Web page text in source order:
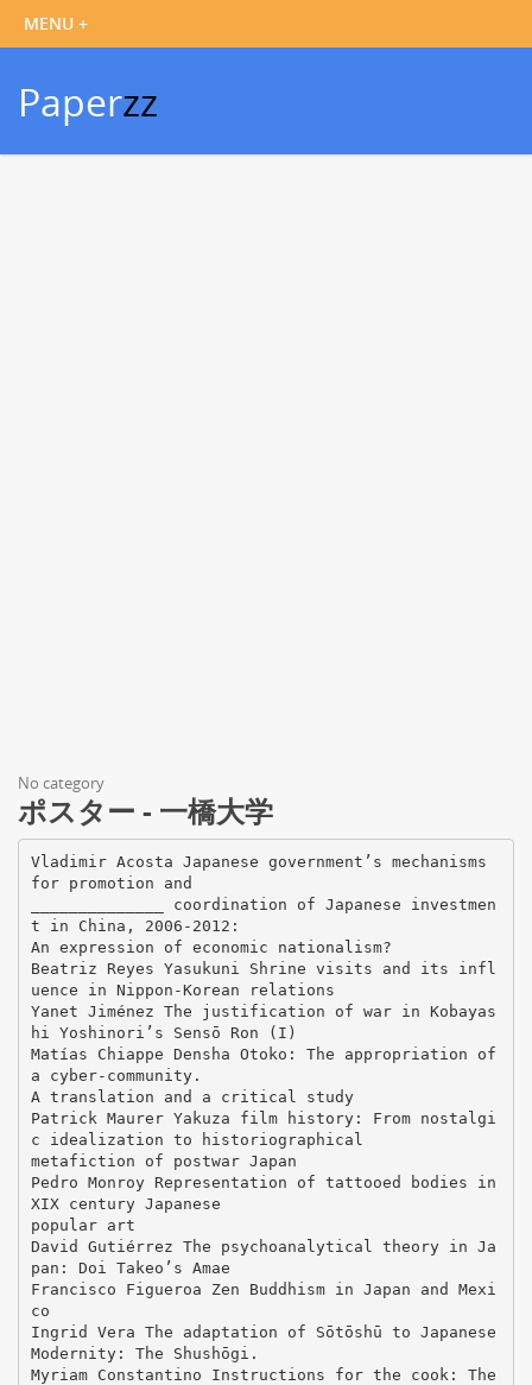
Paperzz
No category
ポスター - 一橋大学
Vladimir Acosta Japanese government’s mechanisms
for promotion and
______________ coordination of Japanese investmen
t in China, 2006-2012:
An expression of economic nationalism?
Beatriz Reyes Yasukuni Shrine visits and its infl
uence in Nippon-Korean relations
Yanet Jiménez The justification of war in Kobayas
hi Yoshinori’s Sensō Ron (I)
Matías Chiappe Densha Otoko: The appropriation of
a cyber-community.
A translation and a critical study
Patrick Maurer Yakuza film history: From nostalgi
c idealization to historiographical
metafiction of postwar Japan
Pedro Monroy Representation of tattooed bodies in
XIX century Japanese
popular art
David Gutiérrez The psychoanalytical theory in Ja
pan: Doi Takeo’s Amae
Francisco Figueroa Zen Buddhism in Japan and Mexi
co
Ingrid Vera The adaptation of Sōtōshū to Japanese
Modernity: The Shushōgi.
Myriam Constantino Instructions for the cook: The